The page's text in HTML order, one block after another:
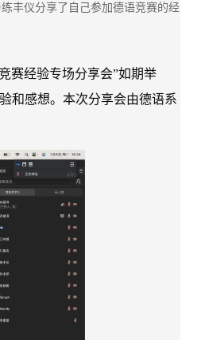
丰仪分享了自己参加德语竞赛的经
赛经验专场分享会”如期举
和感想。本次分享会由德语系